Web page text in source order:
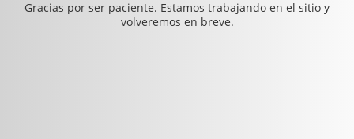
Gracias por ser paciente. Estamos trabajando en el sitio y
volveremos en breve.